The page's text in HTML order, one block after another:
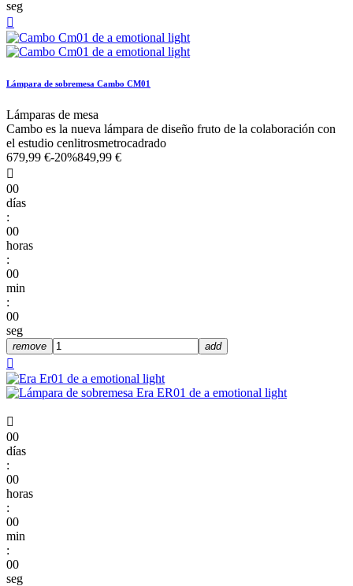
seg

Lámpara de sobremesa Cambo CM01
Lámparas de mesa
Cambo es la nueva lámpara de diseño fruto de la colaboración con
el estudio cenlitrosmetrocadrado
679,99 €-20%849,99 €

00
días
:
00
horas
:
00
min
:
00
seg
remove add


00
días
:
00
horas
:
00
min
:
00
seg